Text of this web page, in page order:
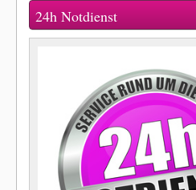
24h Notdienst